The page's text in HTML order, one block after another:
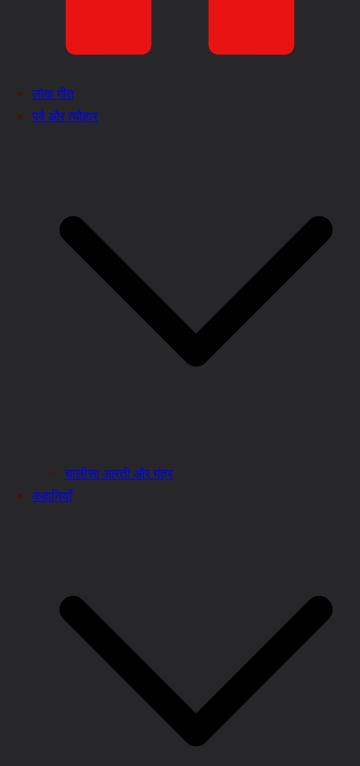
लोक गीत
पर्व और त्यौहार
चालीसा आरती और मंत्र
कहानियाँ